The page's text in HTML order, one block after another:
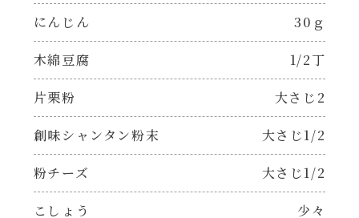
だしまろ麺
シャンタン鍋
おもてなし
焼肉のたれ 二代目
やみつききゃべつの塩たれ
だしまろ酢
聖護院かぶらのもみじおろしぽん酢
ハコネーゼ 完熟トマト
にんじん 30ｇ
木綿豆腐 1/2丁
片栗粉 大さじ2
創味シャンタン粉末 大さじ1/2
粉チーズ 大さじ1/2
こしょう 少々